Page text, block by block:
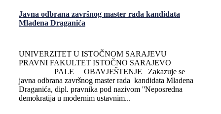
Javna odbrana završnog master rada kandidata
Mladena Draganića
UNIVERZITET U ISTOČNOM SARAJEVU
PRAVNI FAKULTET ISTOČNO SARAJEVO
PALE OBAVJEŠTENJE Zakazuje se
javna odbrana završnog master rada kandidata Mladena
Draganića, dipl. pravnika pod nazivom ''Neposredna
demokratija u modernim ustavnim...